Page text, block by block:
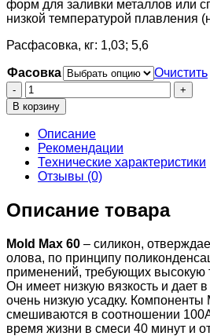
форм для заливки металлов или
низкой температурой плавления
Расфасовка, кг: 1,03; 5,6
Фасовка
Очистить
Количество
товара
Mold
Max
60
В корзину
Описание
Рекомендации
Технические характеристики
Отзывы (0)
Описание товара
Mold Max 60 – силикон,
олова, по принципу
применений, требующих высокую
Он имеет низкую вязкость и дает
очень низкую усадку. Компоненты
смешиваются в соотношении
время жизни в смеси 40 минут и